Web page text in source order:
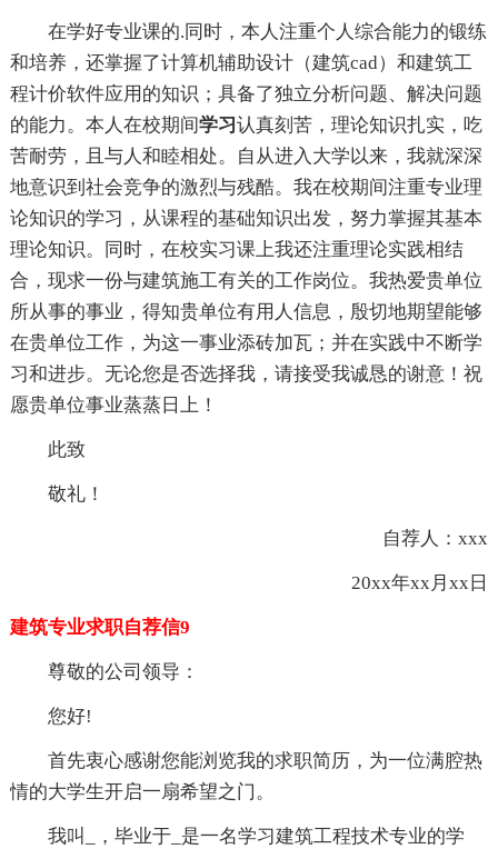
在学好专业课的.同时，本人注重个人综合能力的锻练
和培养，还掌握了计算机辅助设计（建筑cad）和建筑工
程计价软件应用的知识；具备了独立分析问题、解决问题
的能力。本人在校期间学习 认真刻苦，理论知识扎实，吃
苦耐劳，且与人和睦相处。自从进入大学以来，我就深深
地意识到社会竞争的激烈与残酷。我在校期间注重专业理
论知识的学习，从课程的基础知识出发，努力掌握其基本
理论知识。同时，在校实习课上我还注重理论实践相结
合，现求一份与建筑施工有关的工作岗位。我热爱贵单位
所从事的事业，得知贵单位有用人信息，殷切地期望能够
在贵单位工作，为这一事业添砖加瓦；并在实践中不断学
习和进步。无论您是否选择我，请接受我诚恳的谢意！祝
愿贵单位事业蒸蒸日上！
此致
敬礼！
自荐人：xxx
20xx年xx月xx日
建筑专业求职自荐信9
尊敬的公司领导：
您好!
首先衷心感谢您能浏览我的求职简历，为一位满腔热
情的大学生开启一扇希望之门。
我叫_，毕业于_是一名学习建筑工程技术专业的学